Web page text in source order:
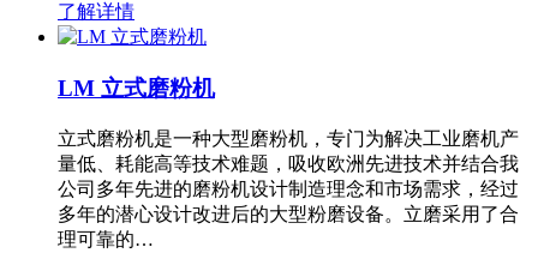
了解详情
LM 立式磨粉机
立式磨粉机是一种大型磨粉机，专门为解决工业磨机产
量低、耗能高等技术难题，吸收欧洲先进技术并结合我
公司多年先进的磨粉机设计制造理念和市场需求，经过
多年的潜心设计改进后的大型粉磨设备。立磨采用了合
理可靠的…